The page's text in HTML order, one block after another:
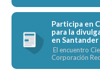
Participa en
para la
en Santander
El encuentro
Corporación